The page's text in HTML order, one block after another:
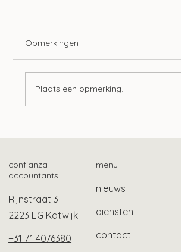
Opmerkingen
Plaats een opmerking...
confianza
accountants
Rijnstraat 3
2223 EG Katwijk
+31 71 4076380
menu
nieuws
diensten
contact